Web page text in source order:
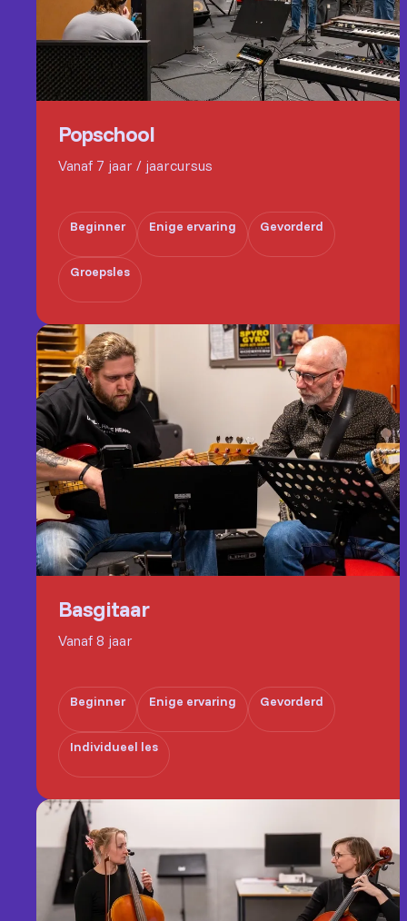
Popschool
Vanaf 7 jaar / jaarcursus
Beginner Enige ervaring Gevorderd
Groepsles
Basgitaar
Vanaf 8 jaar
Beginner Enige ervaring Gevorderd
Individueel les